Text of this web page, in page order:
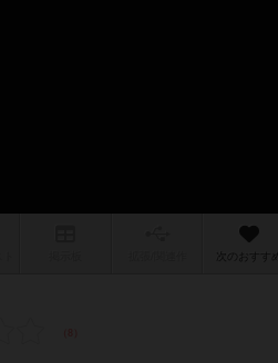
次のおすすめ